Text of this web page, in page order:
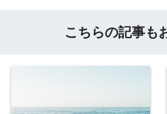
こちらの記事も